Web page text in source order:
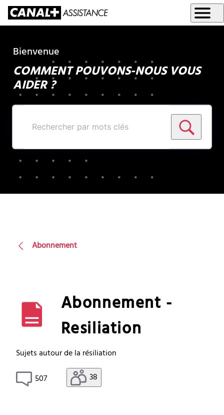
Bienvenue
COMMENT POUVONS-NOUS VOUS
AIDER ?
Rechercher
par
mots
Abonnement
Abonnement -
Resiliation
Sujets autour de la résiliation
507
38